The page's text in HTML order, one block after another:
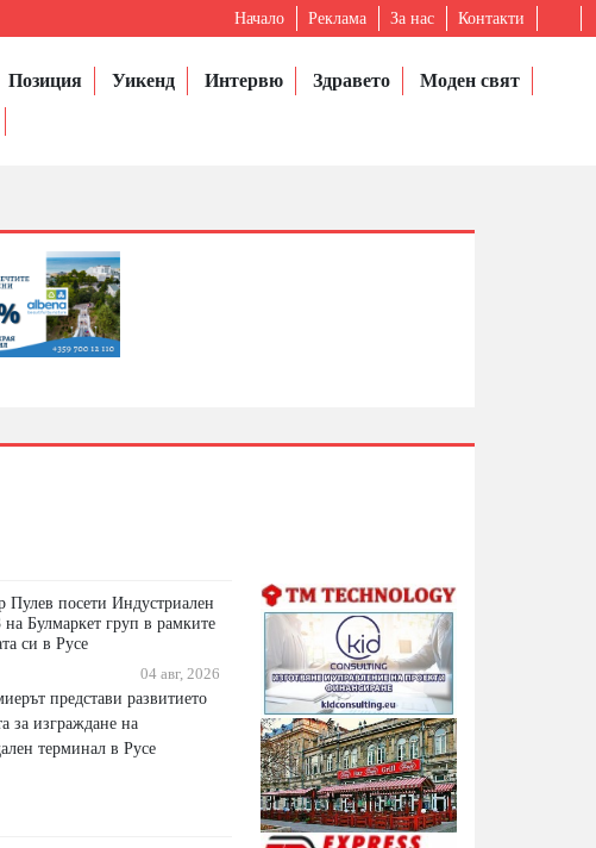
Начало Реклама За нас Контакти
Позиция Уикенд Интервю Здравето
Моден свят
Пулев посети Индустриален
Булмаркет груп в рамките
си в Русе
04 авг, 2026
представи развитието
за изграждане на
терминал в Русе